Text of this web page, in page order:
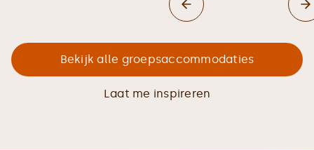
Bekijk alle groepsaccommodaties
Laat me inspireren